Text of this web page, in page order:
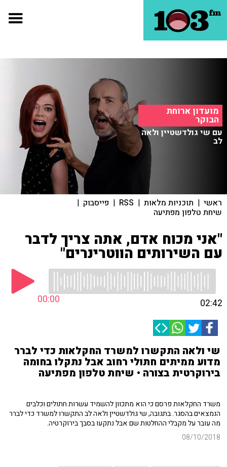
מועדון ארוחת
הבוקר
עם שי גולדשטיין ולאה
לב
ראשי | תוכניות מלאות |
RSS
| פייסבוק |
שיחת טלפון מפתיעה
"אני מכוח אדם, אתה צריך לדבר
עם השירותים הווטרינרים"
00:00 02:42
שי ולאה התקשרו למשרד החקלאות כדי לברר
מדוע ממיתים חתולי רחוב אבל נתקלו בחומה
בירוקרטית בצורה • שיחת טלפון מפתיעה
משרד החקלאות פרסם כי הוא מתכוון להשמיד עשרות חתולים וכלבים
הנמצאים בהסגר. בתגובה, שי גולדשטיין ולאה לב התקשרו למשרד כדי לברר
מה עובר על מקבלי ההחלטות שם אבל נתקעו בסבך בירוקרטיה.
08/10/2018